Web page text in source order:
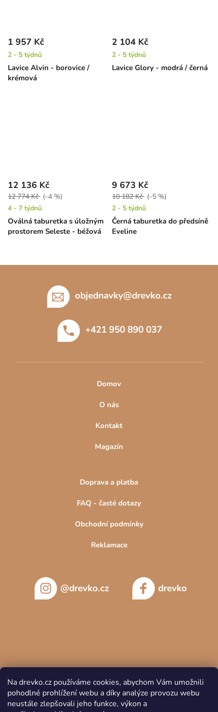
Na drevko.cz používáme cookies, abychom Vám umožnili
pohodlné prohlížení webu a díky analýze provozu webu
neustále zlepšovali jeho funkce, výkon a
Lavice Alvin - borovice /
krémová
1 957 Kč
2 - 5 týdnů
Lavice Glory - modrá / černá
2 104 Kč
2 - 5 týdnů
Oválná taburetka s úložným
prostorem Seleste - béžová
12 136 Kč
12 774 Kč (–4 %)
4 - 7 týdnů
Černá taburetka do předsíně
Eveline
9 673 Kč
10 182 Kč (–5 %)
2 - 5 týdnů
objednavky@drevko.cz
+421 950 890 037
Domov
O nás
Kontakt
Magazín
Doprava a platba
FAQ - časté dotazy
Obchodní podmínky
Reklamace
@drevko.cz drevko